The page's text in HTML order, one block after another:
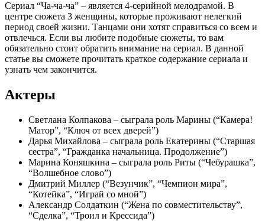
Сериал “Ча-ча-ча” – является 4-серийной мелодрамой. В
центре сюжета 3 женщины, которые проживают нелегкий
период своей жизни. Танцами они хотят справиться со всем и
отвлечься. Если вы любите подобные сюжеты, то вам
обязательно стоит обратить внимание на сериал. В данной
статье вы сможете прочитать краткое содержание сериала и
узнать чем закончится.
Актеры
Светлана Колпакова – сыграла роль Марины (“Камера!
Матор”, “Ключ от всех дверей”)
Дарья Михайлова – сыграла роль Екатерины (“Старшая
сестра”, “Гражданка начальница. Продолжение”)
Марина Коняшкина – сыграла роль Риты (“Чебурашка”,
“Волшебное слово”)
Дмитрий Миллер (“Везунчик”, “Чемпион мира”,
“Котейка”, “Играй со мной”)
Александр Солдаткин (“Жена по совместительству”,
“Сделка”, “Троил и Крессида”)